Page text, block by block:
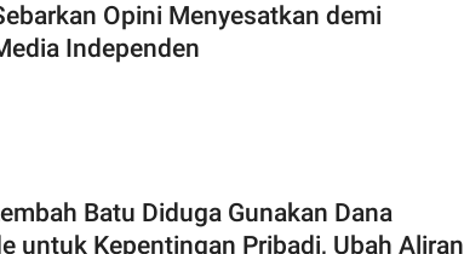
Opini Menyesatkan demi
Independen
Batu Diduga Gunakan Dana
untuk Kepentingan Pribadi, Ubah Aliran